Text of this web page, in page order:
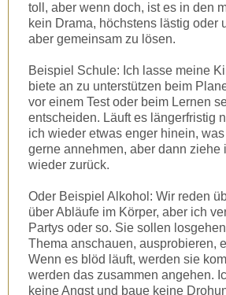
toll, aber wenn doch, ist es in den
kein Drama, höchstens lästig oder
aber gemeinsam zu lösen.
Beispiel Schule: Ich lasse meine
biete an zu unterstützen beim
vor einem Test oder beim Lernen
entscheiden. Läuft es längerfristig
ich wieder etwas enger hinein,
gerne annehmen, aber dann ziehe
wieder zurück.
Oder Beispiel Alkohol: Wir reden
über Abläufe im Körper, aber ich
Partys oder so. Sie sollen
Thema anschauen, ausprobieren,
Wenn es blöd läuft, werden sie
werden das zusammen angehen.
keine Angst und baue keine